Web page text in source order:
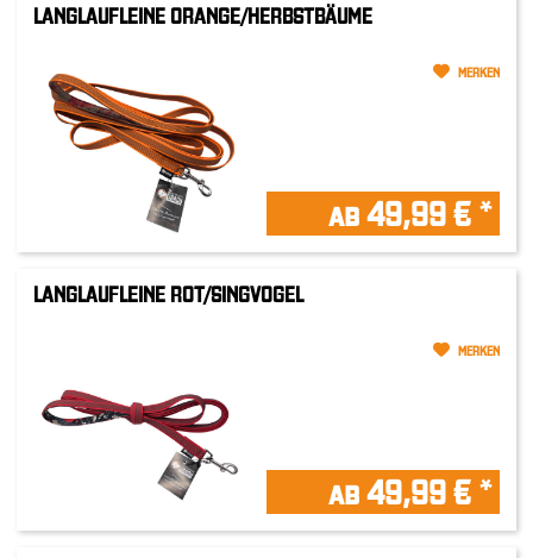
LANGLAUFLEINE ORANGE/HERBSTBÄUME
ab 49,99 € *
MERKEN
LANGLAUFLEINE ROT/SINGVOGEL
ab 49,99 € *
MERKEN